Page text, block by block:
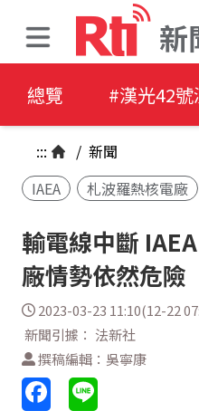
新
總覽 #漢光42號
::: / 新聞
IAEA
札波羅熱核電廠
輸電線中斷
廠情勢依然危險
2023-03-23 11:10(12-22
新聞引據： 法新社
撰稿編輯：吳寧康